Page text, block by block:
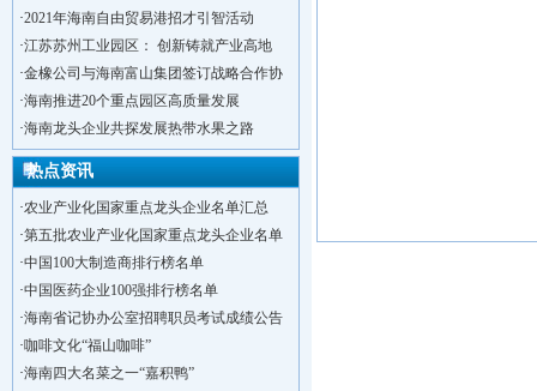
·2021年海南自由贸易港招才引智活动
·江苏苏州工业园区： 创新铸就产业高地
·金橡公司与海南富山集团签订战略合作协
·海南推进20个重点园区高质量发展
·海南龙头企业共探发展热带水果之路
热点资讯
·农业产业化国家重点龙头企业名单汇总
·第五批农业产业化国家重点龙头企业名单
·中国100大制造商排行榜名单
·中国医药企业100强排行榜名单
·海南省记协办公室招聘职员考试成绩公告
·咖啡文化“福山咖啡”
·海南四大名菜之一“嘉积鸭”